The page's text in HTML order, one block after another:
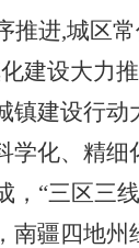
推进,城区
建设大力
镇建设行
化、精细
， “三区三线
， 南疆四地州